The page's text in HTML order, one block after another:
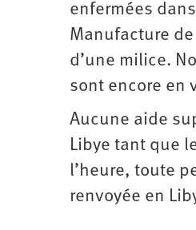
enfermées
Manufacture
d’une milice.
sont encore en
Aucune aide
Libye tant que
l’heure, toute
renvoyée en